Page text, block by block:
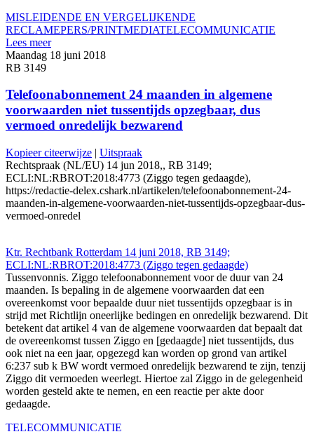
MISLEIDENDE EN VERGELIJKENDE
RECLAMEPERS/PRINTMEDIATELECOMMUNICATIE
Lees meer
Maandag 18 juni 2018
RB 3149
Telefoonabonnement 24 maanden in algemene
voorwaarden niet tussentijds opzegbaar, dus
vermoed onredelijk bezwarend
Kopieer citeerwijze | Uitspraak
Rechtspraak (NL/EU) 14 jun 2018,, RB 3149;
ECLI:NL:RBROT:2018:4773 (Ziggo tegen gedaagde),
https://redactie-delex.cshark.nl/artikelen/telefoonabonnement-24-
maanden-in-algemene-voorwaarden-niet-tussentijds-opzegbaar-dus-
vermoed-onredel
Ktr. Rechtbank Rotterdam 14 juni 2018, RB 3149;
ECLI:NL:RBROT:2018:4773 (Ziggo tegen gedaagde)
Tussenvonnis. Ziggo telefoonabonnement voor de duur van 24
maanden. Is bepaling in de algemene voorwaarden dat een
overeenkomst voor bepaalde duur niet tussentijds opzegbaar is in
strijd met Richtlijn oneerlijke bedingen en onredelijk bezwarend. Dit
betekent dat artikel 4 van de algemene voorwaarden dat bepaalt dat
de overeenkomst tussen Ziggo en [gedaagde] niet tussentijds, dus
ook niet na een jaar, opgezegd kan worden op grond van artikel
6:237 sub k BW wordt vermoed onredelijk bezwarend te zijn, tenzij
Ziggo dit vermoeden weerlegt. Hiertoe zal Ziggo in de gelegenheid
worden gesteld akte te nemen, en een reactie per akte door
gedaagde.
TELECOMMUNICATIE